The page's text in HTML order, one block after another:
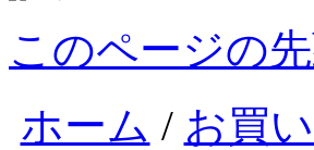
このページの
ホーム / お買